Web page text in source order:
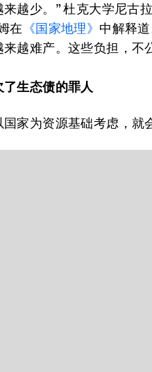
越少。” 杜克大学尼古
在 《国家地理》 中解释
来越难产。这些负担，不
生态债的罪人
家为资源基础考虑，就